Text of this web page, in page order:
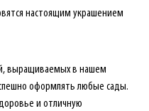
настоящим украшением
выращиваемых в нашем
оформлять любые сады.
и отличную